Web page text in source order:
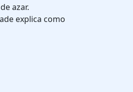
azar.
explica como